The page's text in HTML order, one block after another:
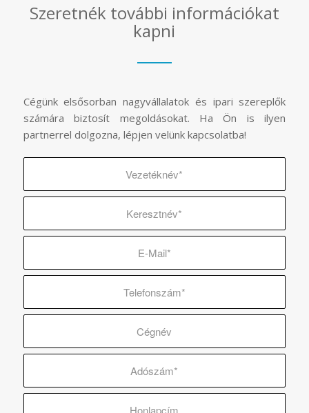
Szeretnék további információkat
kapni
Cégünk elsősorban nagyvállalatok és ipari szereplők
számára biztosít megoldásokat. Ha Ön is ilyen
partnerrel dolgozna, lépjen velünk kapcsolatba!